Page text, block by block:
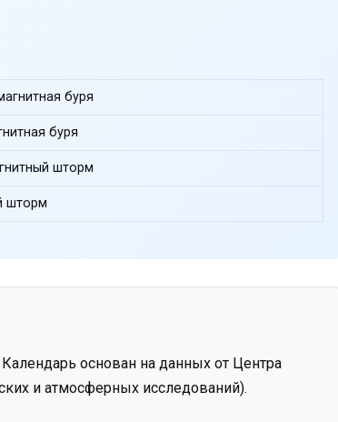
буря
буря
шторм
шторм
основан на данных от Центра
и атмосферных исследований).